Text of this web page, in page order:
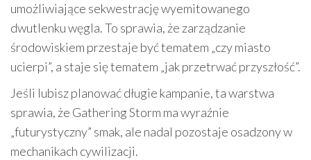
umożliwiające sekwestrację wyemitowanego
dwutlenku węgla. To sprawia, że zarządzanie
środowiskiem przestaje być tematem „czy miasto
ucierpi”, a staje się tematem „jak przetrwać przyszłość”.
Jeśli lubisz planować długie kampanie, ta warstwa
sprawia, że Gathering Storm ma wyraźnie
„futurystyczny” smak, ale nadal pozostaje osadzony w
mechanikach cywilizacji.